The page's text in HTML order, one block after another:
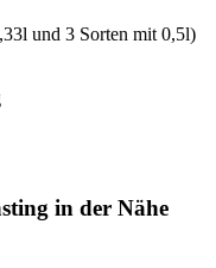
und 3 Sorten mit 0,5l)
in der Nähe